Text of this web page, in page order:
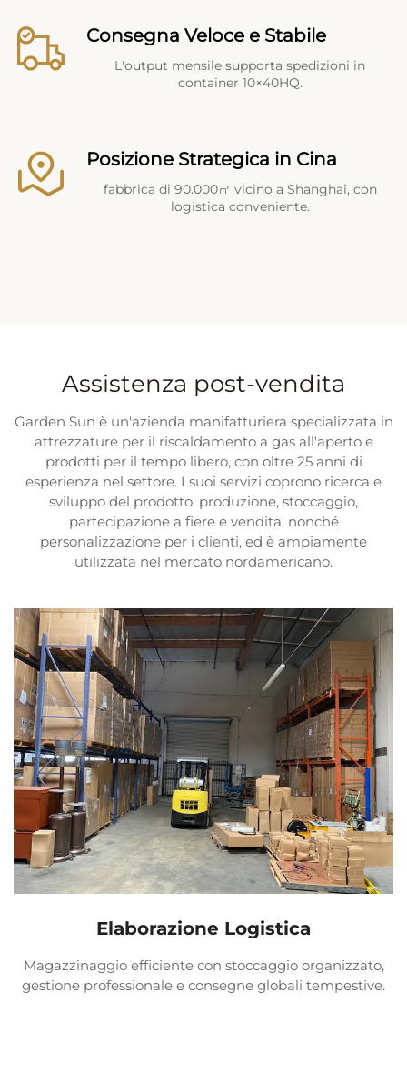
Consegna Veloce e Stabile
L'output mensile supporta spedizioni in
container 10×40HQ.
Posizione Strategica in Cina
fabbrica di 90.000㎡ vicino a Shanghai, con
logistica conveniente.
Assistenza post-vendita
Garden Sun è un'azienda manifatturiera specializzata in
attrezzature per il riscaldamento a gas all'aperto e
prodotti per il tempo libero, con oltre 25 anni di
esperienza nel settore. I suoi servizi coprono ricerca e
sviluppo del prodotto, produzione, stoccaggio,
partecipazione a fiere e vendita, nonché
personalizzazione per i clienti, ed è ampiamente
utilizzata nel mercato nordamericano.
Elaborazione Logistica
Magazzinaggio efficiente con stoccaggio organizzato,
gestione professionale e consegne globali tempestive.